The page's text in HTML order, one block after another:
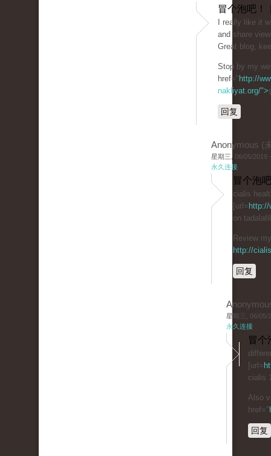
冒个泡吧！
I really like it
and share
Great blog,
Stop by my
href=" http://
nakliyat.org/">
回复
Anonymous (
星期三, 06/05/2019
永久连接
冒个泡
cialis
[url=
on
Review
http://
回复
星期三, 06/05/
永久连接
冒个
[url=
cialis
Also
href="
回复